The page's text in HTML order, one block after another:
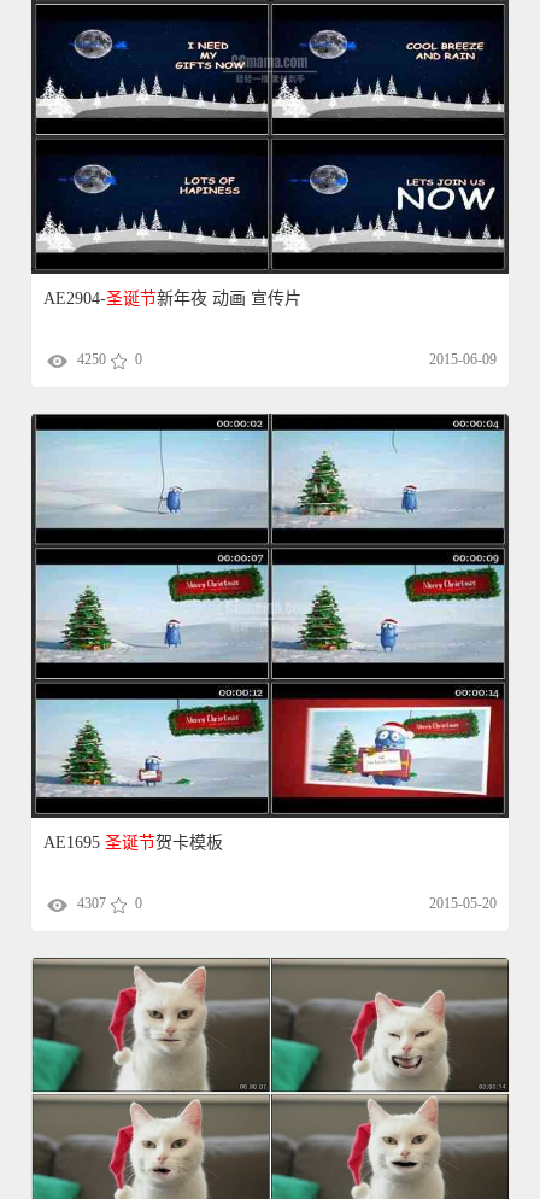
AE2904-圣诞节新年夜 动画 宣传片
4250 0 2015-06-09
AE1695 圣诞节贺卡模板
4307 0 2015-05-20